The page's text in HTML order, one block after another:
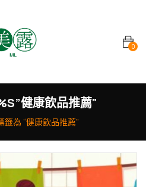
0
健康飲品推薦"
籤為 “健康飲品推薦”